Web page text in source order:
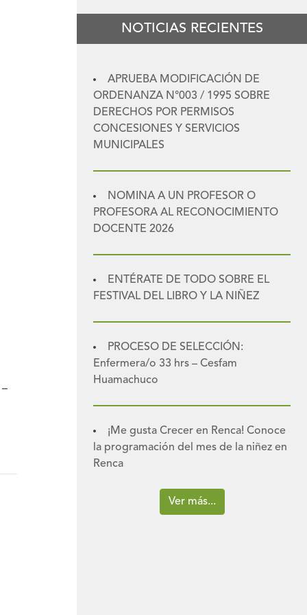
NOTICIAS RECIENTES
APRUEBA MODIFICACIÓN DE
ORDENANZA N°003 / 1995 SOBRE
DERECHOS POR PERMISOS
CONCESIONES Y SERVICIOS
MUNICIPALES
NOMINA A UN PROFESOR O
PROFESORA AL RECONOCIMIENTO
DOCENTE 2026
ENTÉRATE DE TODO SOBRE EL
FESTIVAL DEL LIBRO Y LA NIÑEZ
PROCESO DE SELECCIÓN:
Enfermera/o 33 hrs – Cesfam
Huamachuco
¡Me gusta Crecer en Renca! Conoce
la programación del mes de la niñez en
Renca
Ver más...